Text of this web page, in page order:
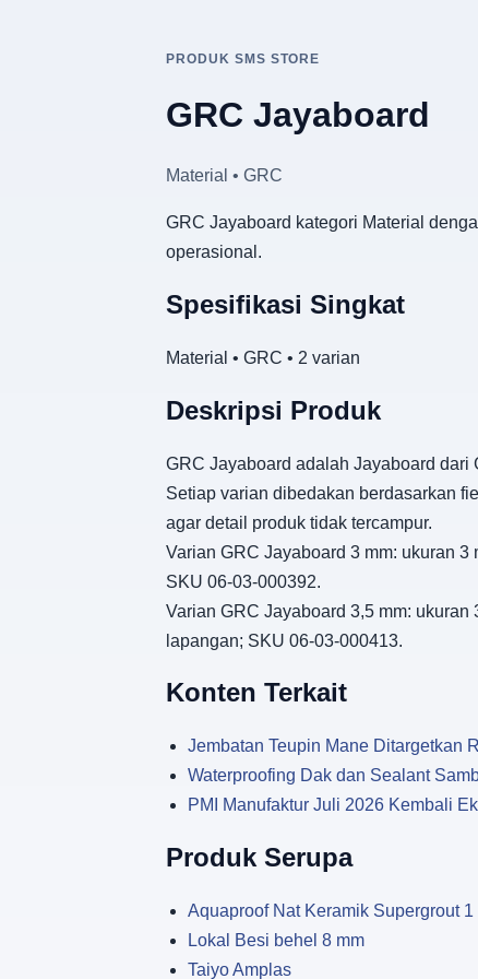
PRODUK SMS STORE
GRC Jayaboard
Material • GRC
GRC Jayaboard kategori Material
operasional.
Spesifikasi Singkat
Material • GRC • 2 varian
Deskripsi Produk
GRC Jayaboard adalah Jayaboard dari
Setiap varian dibedakan berdasarkan
agar detail produk tidak tercampur.
Varian GRC Jayaboard 3 mm: ukuran
SKU 06-03-000392.
Varian GRC Jayaboard 3,5 mm:
lapangan; SKU 06-03-000413.
Konten Terkait
Jembatan Teupin Mane Ditargetkan
Waterproofing Dak dan Sealant
PMI Manufaktur Juli 2026 Kembali
Produk Serupa
Aquaproof Nat Keramik Supergrout
Lokal Besi behel 8 mm
Taiyo Amplas